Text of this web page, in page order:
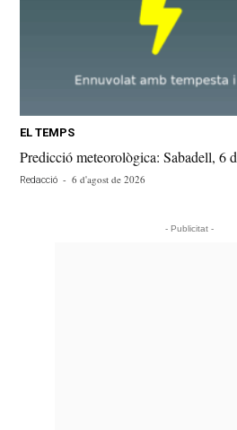
EL TEMPS
Predicció meteorològica: Sabadell, 6
Redacció - 6 d'agost de 2026
- Publicitat -